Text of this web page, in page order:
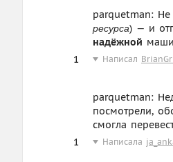
parquetman: Не
ресурса) — и
надёжной
1
Написал
parquetman:
посмотрели,
смогла
1
Написала